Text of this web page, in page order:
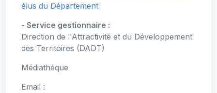
élus du Département
- Service gestionnaire :
Direction de l'Attractivité et du Développement
des Territoires (DADT)
Médiathèque
Email :